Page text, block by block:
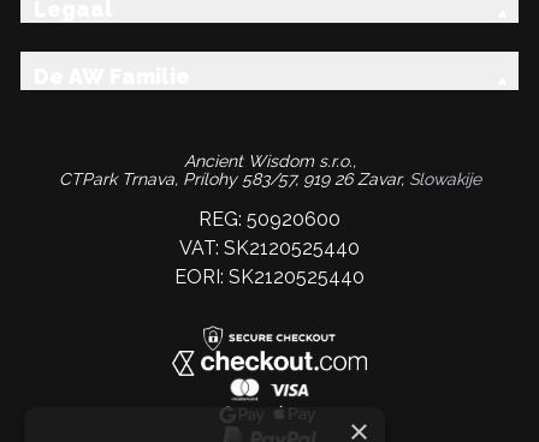
Ancient Wisdom s.r.o.,
CTPark Trnava, Prílohy 583/57, 919 26 Zavar, Slowakije
REG: 50920600
VAT: SK2120525440
EORI: SK2120525440
×